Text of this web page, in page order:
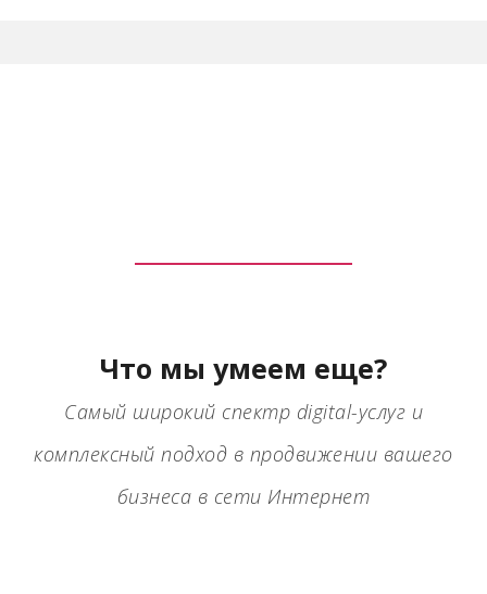
Что мы умеем еще?
Самый широкий спектр digital-услуг и
комплексный подход в продвижении вашего
бизнеса в сети Интернет